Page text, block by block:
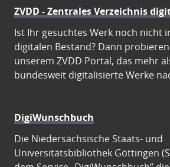
ZVDD - Zentrales Verzeichnis
Ist Ihr gesuchtes Werk noch nicht
digitalen Bestand? Dann
unserem ZVDD Portal, das mehr
bundesweit digitalisierte Werke
DigiWunschbuch
Die Niedersächsische Staats- und
Universitätsbibliothek Göttingen